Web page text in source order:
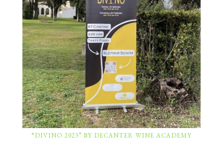
“DIVINO 2023” BY DECANTER WINE ACADEMY